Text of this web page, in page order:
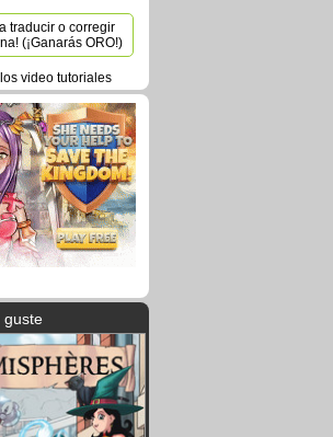
traducir o corregir
(¡Ganarás ORO!)
video tutoriales
guste